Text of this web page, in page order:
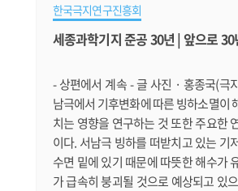
171427500 한국, 남극해 조업에 최다
국이 남극해 조업권을 가장 많이 확보했
ps://news.v.daum.net/v/
한국극지연구진흥회
세종과학기지 준공 30년 | 앞으로
- 상편에서 계속 - 글 사진 · 홍종국(극
남극에서 기후변화에 따른 빙하소멸이
치는 영향을 연구하는 것 또한 주요한
이다. 서남극 빙하를 떠받치고 있는 기
수면 밑에 있기 때문에 따뜻한 해수가
가 급속히 붕괴될 것으로 예상되고 있